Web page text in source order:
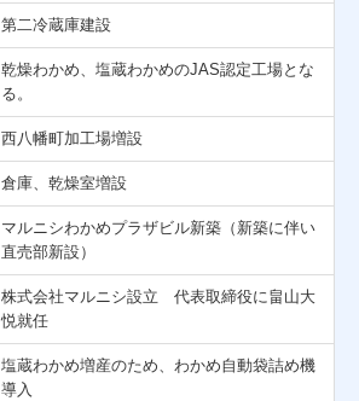
第二冷蔵庫建設
乾燥わかめ、塩蔵わかめのJAS認定工場とな
る。
西八幡町加工場増設
倉庫、乾燥室増設
マルニシわかめプラザビル新築（新築に伴い
直売部新設）
株式会社マルニシ設立 代表取締役に畠山大
悦就任
塩蔵わかめ増産のため、わかめ自動袋詰め機
導入